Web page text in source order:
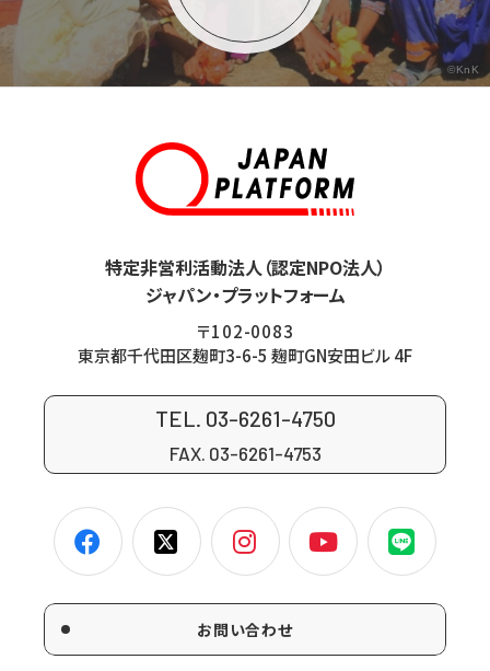
©KnK
特定非営利活動法人（認定NPO法人）
ジャパン・プラットフォーム
〒102-0083
東京都千代田区麹町3-6-5 麹町GN安田ビル 4F
TEL. 03-6261-4750
FAX. 03-6261-4753
お問い合わせ